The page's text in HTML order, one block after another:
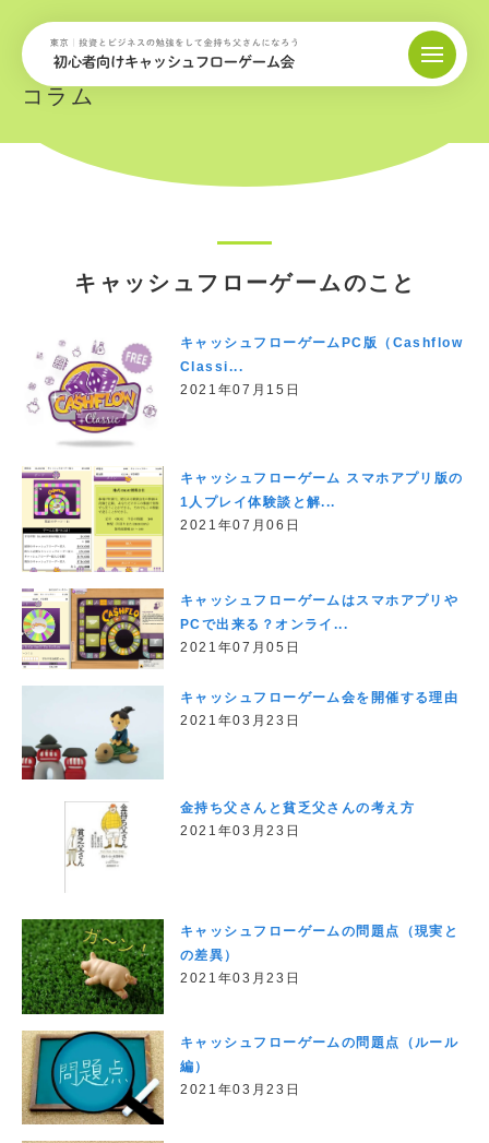
コラム
キャッシュフローゲームのこと
キャッシュフローゲームPC版（Cashflow
Classi...
2021年07月15日
キャッシュフローゲーム スマホアプリ版の
1人プレイ体験談と解...
2021年07月06日
キャッシュフローゲームはスマホアプリや
PCで出来る？オンライ...
2021年07月05日
キャッシュフローゲーム会を開催する理由
2021年03月23日
金持ち父さんと貧乏父さんの考え方
2021年03月23日
キャッシュフローゲームの問題点（現実と
の差異）
2021年03月23日
キャッシュフローゲームの問題点（ルール
編）
2021年03月23日